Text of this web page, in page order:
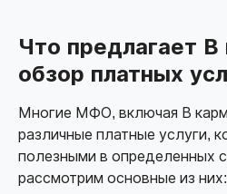
Что предлагает
обзор платных
Многие МФО, включая В
различные платные услуги,
полезными в определенных
рассмотрим основные из них: